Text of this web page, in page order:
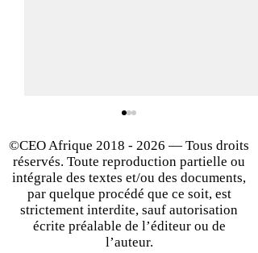
Créer son entreprise en
©CEO Afrique 2018 - 2026 — Tous droits
réservés. Toute reproduction partielle ou
intégrale des textes et/ou des documents,
par quelque procédé que ce soit, est
strictement interdite, sauf autorisation
écrite préalable de l’éditeur ou de
l’auteur.